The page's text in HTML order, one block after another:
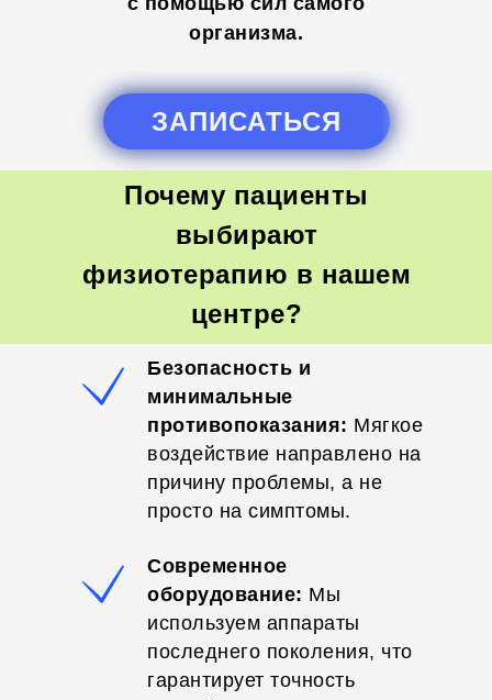
организма.
ЗАПИСАТЬСЯ
Почему пациенты
выбирают
физиотерапию в нашем
центре?
Безопасность и
минимальные
противопоказания: Мягкое
воздействие направлено на
причину проблемы, а не
просто на симптомы.
Современное
оборудование: Мы
используем аппараты
последнего поколения, что
гарантирует точность